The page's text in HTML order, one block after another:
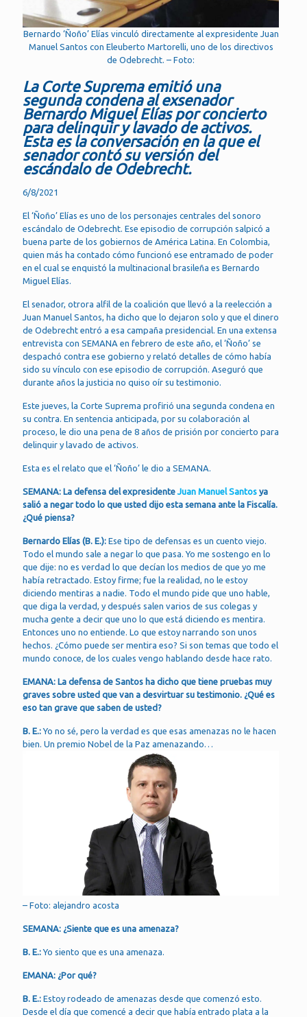
Bernardo ‘Ñoño’ Elías vinculó directamente al expresidente Juan
Manuel Santos con Eleuberto Martorelli, uno de los directivos
de Odebrecht. – Foto:
La Corte Suprema emitió una
segunda condena al exsenador
Bernardo Miguel Elías por concierto
para delinquir y lavado de activos.
Esta es la conversación en la que el
senador contó su versión del
escándalo de Odebrecht.
6/8/2021
El ‘Ñoño’ Elías es uno de los personajes centrales del sonoro
escándalo de Odebrecht. Ese episodio de corrupción salpicó a
buena parte de los gobiernos de América Latina. En Colombia,
quien más ha contado cómo funcionó ese entramado de poder
en el cual se enquistó la multinacional brasileña es Bernardo
Miguel Elías.
El senador, otrora alfil de la coalición que llevó a la reelección a
Juan Manuel Santos, ha dicho que lo dejaron solo y que el dinero
de Odebrecht entró a esa campaña presidencial. En una extensa
entrevista con SEMANA en febrero de este año, el ‘Ñoño’ se
despachó contra ese gobierno y relató detalles de cómo había
sido su vínculo con ese episodio de corrupción. Aseguró que
durante años la justicia no quiso oír su testimonio.
Este jueves, la Corte Suprema profirió una segunda condena en
su contra. En sentencia anticipada, por su colaboración al
proceso, le dio una pena de 8 años de prisión por concierto para
delinquir y lavado de activos.
Esta es el relato que el ‘Ñoño’ le dio a SEMANA.
SEMANA: La defensa del expresidenteJuan Manuel Santos ya
salió a negar todo lo que usted dijo esta semana ante la Fiscalía.
¿Qué piensa?
Bernardo Elías (B. E.): Ese tipo de defensas es un cuento viejo.
Todo el mundo sale a negar lo que pasa. Yo me sostengo en lo
que dije: no es verdad lo que decían los medios de que yo me
había retractado. Estoy firme; fue la realidad, no le estoy
diciendo mentiras a nadie. Todo el mundo pide que uno hable,
que diga la verdad, y después salen varios de sus colegas y
mucha gente a decir que uno lo que está diciendo es mentira.
Entonces uno no entiende. Lo que estoy narrando son unos
hechos. ¿Cómo puede ser mentira eso? Si son temas que todo el
mundo conoce, de los cuales vengo hablando desde hace rato.
EMANA: La defensa de Santos ha dicho que tiene pruebas muy
graves sobre usted que van a desvirtuar su testimonio. ¿Qué es
eso tan grave que saben de usted?
B. E.:Yo no sé, pero la verdad es que esas amenazas no le hacen
bien. Un premio Nobel de la Paz amenazando…
– Foto: alejandro acosta
SEMANA: ¿Siente que es una amenaza?
B. E.:Yo siento que es una amenaza.
EMANA: ¿Por qué?
B. E.: Estoy rodeado de amenazas desde que comenzó esto.
Desde el día que comencé a decir que había entrado plata a la